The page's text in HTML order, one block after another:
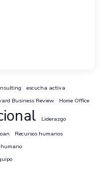
escucha activa
Business Review Home Office
Liderazgo
Recursos humanos